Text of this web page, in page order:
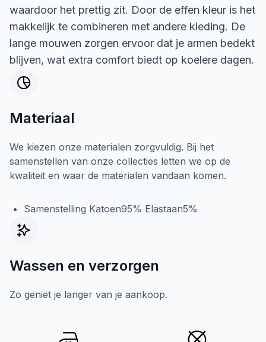
waardoor het prettig zit. Door de effen kleur is het
makkelijk te combineren met andere kleding. De
lange mouwen zorgen ervoor dat je armen bedekt
blijven, wat extra comfort biedt op koelere dagen.
Materiaal
We kiezen onze materialen zorgvuldig. Bij het
samenstellen van onze collecties letten we op de
kwaliteit en waar de materialen vandaan komen.
Samenstelling Katoen95% Elastaan5%
Wassen en verzorgen
Zo geniet je langer van je aankoop.